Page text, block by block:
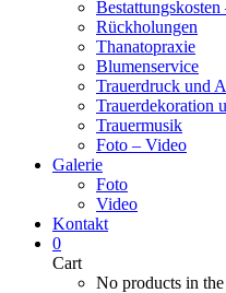
Rückholungen
Thanatopraxie
Blumenservice
Trauerdruck und
Trauerdekoration
Trauermusik
Foto – Video
Galerie
Foto
Video
Kontakt
0
Cart
No products in the